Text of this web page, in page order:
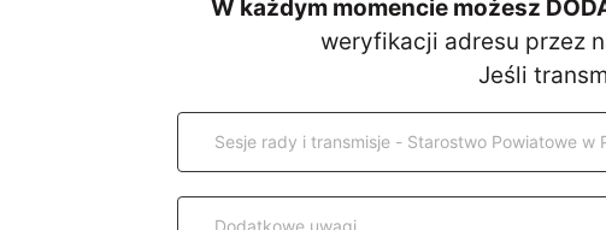
W każdym momencie możesz
weryfikacji adresu przez
Jeśli